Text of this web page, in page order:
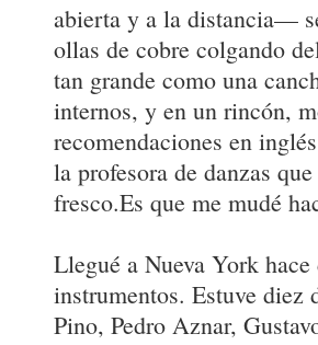
abierta y a la distancia—
ollas de cobre colgando
tan grande como una
internos, y en un rincón,
recomendaciones en
la profesora de danzas
fresco.Es que me mudé
Llegué a Nueva York
instrumentos. Estuve diez
Pino, Pedro Aznar,